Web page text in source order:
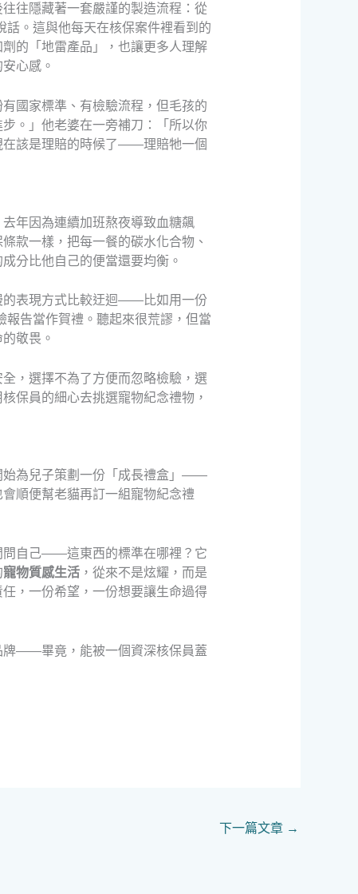
往隱藏著一套嚴謹的製造流程：從
。這與他每天在核保案件裡看到的
的「地雷產品」，也讓更多人理解
心感。
國家標準、有檢驗流程，但毛孩的
。」他老婆在一旁補刀：「所以你
在該是理賠的時候了——理賠牠一個
年因為連續加班熬夜導致血糖飆
款一樣，把每一餐的碳水化合物、
分比他自己的便當還要均衡。
的表現方式比較迂迴——比如用一份
告當作賀禮。聽起來很荒謬，但當
敬畏。
，選擇不為了方便而忽略檢驗，選
保員的細心去挑選寵物紀念禮物，
始為兒子策劃一份「成長禮盒」——
順便幫老貓再訂一組寵物紀念禮
問自己——這東西的標準在哪裡？它
寵物質感生活，從來不是炫耀，而是
，一份希望，一份想要讓生命過得
牌——畢竟，能被一個資深核保員蓋
下一篇文章 →